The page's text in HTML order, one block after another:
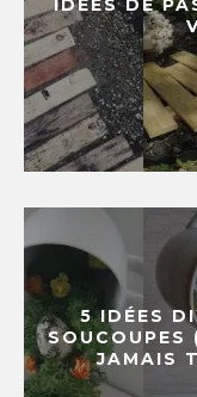
IDÉES DE
5 IDÉES
SOUCOUPES
JAMAIS